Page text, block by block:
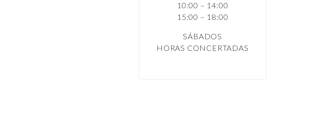
10:00 – 14:00
15:00 – 18:00
SÁBADOS
HORAS CONCERTADAS